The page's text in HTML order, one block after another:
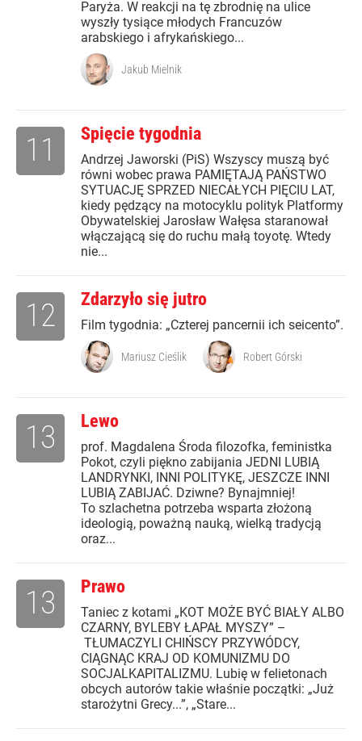
Paryża. W reakcji na tę zbrodnię na ulice
wyszły tysiące młodych Francuzów
arabskiego i afrykańskiego...
Jakub Mielnik
Spięcie tygodnia
Andrzej Jaworski (PiS) Wszyscy muszą być
równi wobec prawa PAMIĘTAJĄ PAŃSTWO
SYTUACJĘ SPRZED NIECAŁYCH PIĘCIU LAT,
kiedy pędzący na motocyklu polityk Platformy
Obywatelskiej Jarosław Wałęsa staranował
włączającą się do ruchu małą toyotę. Wtedy
nie...
11
Zdarzyło się jutro
Film tygodnia: „Czterej pancernii ich seicento”.
12
Mariusz Cieślik Robert Górski
Lewo
prof. Magdalena Środa filozofka, feministka
Pokot, czyli piękno zabijania JEDNI LUBIĄ
LANDRYNKI, INNI POLITYKĘ, JESZCZE INNI
LUBIĄ ZABIJAĆ. Dziwne? Bynajmniej!
To szlachetna potrzeba wsparta złożoną
ideologią, poważną nauką, wielką tradycją
oraz...
13
Prawo
Taniec z kotami „KOT MOŻE BYĆ BIAŁY ALBO
CZARNY, BYLEBY ŁAPAŁ MYSZY” –
TŁUMACZYLI CHIŃSCY PRZYWÓDCY,
CIĄGNĄC KRAJ OD KOMUNIZMU DO
SOCJALKAPITALIZMU. Lubię w felietonach
obcych autorów takie właśnie początki: „Już
starożytni Grecy...”, „Stare...
13